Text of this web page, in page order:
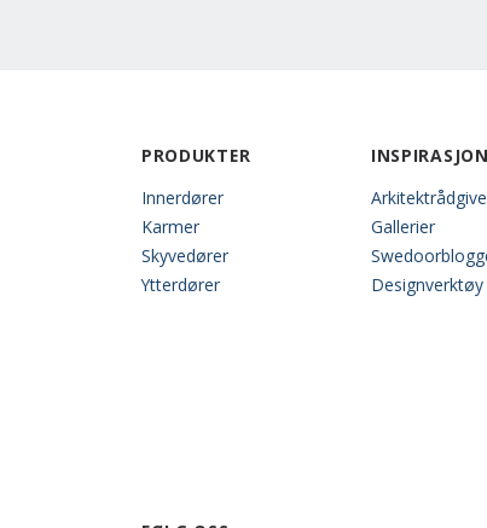
PRODUKTER
Innerdører
Karmer
Skyvedører
Ytterdører
INSPIRASJON
Gallerier
Designverktøy